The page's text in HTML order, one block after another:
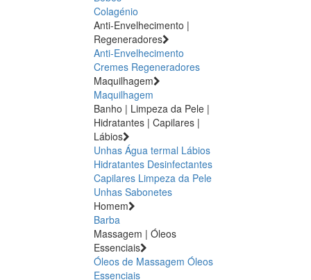
Colagénio
Anti-Envelhecimento |
Regeneradores
Anti-Envelhecimento
Cremes Regeneradores
Maquilhagem
Maquilhagem
Banho | Limpeza da Pele |
Hidratantes | Capilares |
Lábios
Unhas Água termal Lábios
Hidratantes Desinfectantes
Capilares Limpeza da Pele
Unhas Sabonetes
Homem
Barba
Massagem | Óleos
Essenciais
Óleos de Massagem Óleos
Essenciais